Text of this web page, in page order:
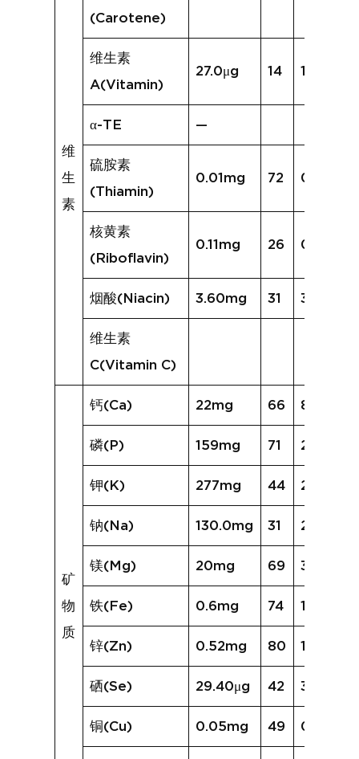
维
生
素
(Carotene)
维生素
A(Vitamin)
27.0μg 14 15.3μg
α-TE —
硫胺素
(Thiamin)
0.01mg 72 0.05mg
核黄素
(Riboflavin)
0.11mg 26 0.14mg
烟酸(Niacin) 3.60mg 31 3.43mg
维生素
C(Vitamin C)
矿
物
质
钙(Ca) 22mg 66 83mg
磷(P) 159mg 71 224mg
钾(K) 277mg 44 280mg
钠(Na) 130.0mg 31 236.7mg
镁(Mg) 20mg 69 30mg
铁(Fe) 0.6mg 74 1.6mg
锌(Zn) 0.52mg 80 1.20mg
硒(Se) 29.40μg 42 31.24μg
铜(Cu) 0.05mg 49 0.08mg